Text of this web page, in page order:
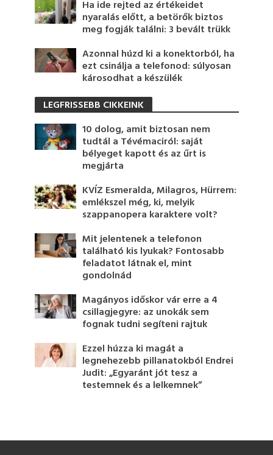
Ha ide rejted az értékeidet
nyaralás előtt, a betörők biztos
meg fogják találni: 3 bevált trükk
Azonnal húzd ki a konektorból, ha
ezt csinálja a telefonod: súlyosan
károsodhat a készülék
LEGFRISSEBB CIKKEINK
10 dolog, amit biztosan nem
tudtál a Tévémaciról: saját
bélyeget kapott és az űrt is
megjárta
KVÍZ Esmeralda, Milagros, Hürrem:
emlékszel még, ki, melyik
szappanopera karaktere volt?
Mit jelentenek a telefonon
található kis lyukak? Fontosabb
feladatot látnak el, mint
gondolnád
Magányos időskor vár erre a 4
csillagjegyre: az unokák sem
fognak tudni segíteni rajtuk
Ezzel húzza ki magát a
legnehezebb pillanatokból Endrei
Judit: „Egyaránt jót tesz a
testemnek és a lelkemnek”